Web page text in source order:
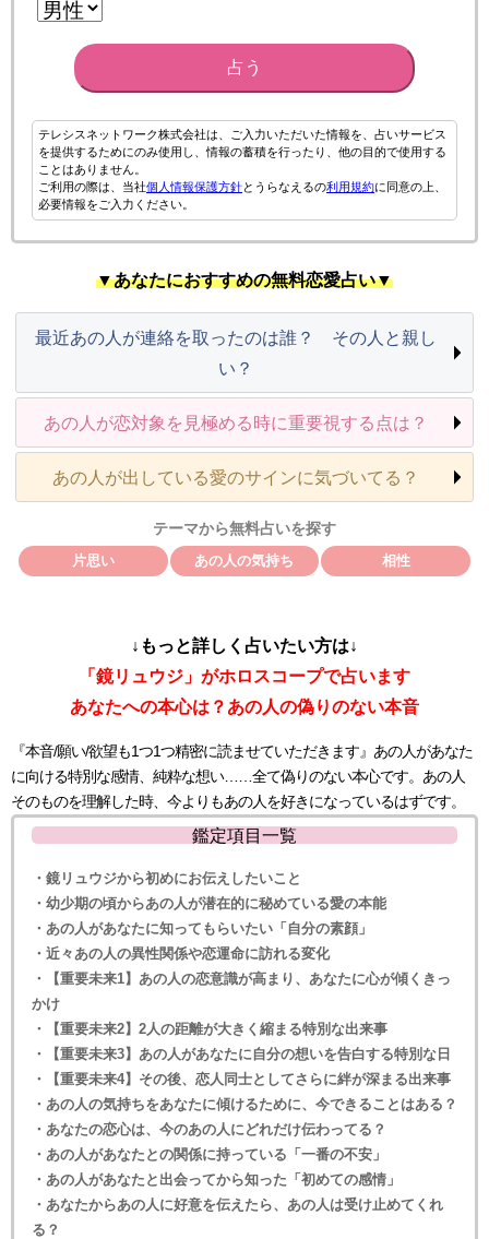
占う
テレシスネットワーク株式会社は、ご入力いただいた情報を、占いサービス
を提供するためにのみ使用し、情報の蓄積を行ったり、他の目的で使用する
ことはありません。
ご利用の際は、当社個人情報保護方針とうらなえるの利用規約に同意の上、
必要情報をご入力ください。
▼あなたにおすすめの無料恋愛占い▼
最近あの人が連絡を取ったのは誰？ その人と親し
い？
あの人が恋対象を見極める時に重要視する点は？
あの人が出している愛のサインに気づいてる？
テーマから無料占いを探す
片思い あの人の気持ち 相性
↓もっと詳しく占いたい方は↓
「鏡リュウジ」がホロスコープで占います
あなたへの本心は？あの人の偽りのない本音
『本音/願い/欲望も1つ1つ精密に読ませていただきます』あの人があなた
に向ける特別な感情、純粋な想い……全て偽りのない本心です。あの人
そのものを理解した時、今よりもあの人を好きになっているはずです。
鑑定項目一覧
・鏡リュウジから初めにお伝えしたいこと
・幼少期の頃からあの人が潜在的に秘めている愛の本能
・あの人があなたに知ってもらいたい「自分の素顔」
・近々あの人の異性関係や恋運命に訪れる変化
・【重要未来1】あの人の恋意識が高まり、あなたに心が傾くきっ
かけ
・【重要未来2】2人の距離が大きく縮まる特別な出来事
・【重要未来3】あの人があなたに自分の想いを告白する特別な日
・【重要未来4】その後、恋人同士としてさらに絆が深まる出来事
・あの人の気持ちをあなたに傾けるために、今できることはある？
・あなたの恋心は、今のあの人にどれだけ伝わってる？
・あの人があなたとの関係に持っている「一番の不安」
・あの人があなたと出会ってから知った「初めての感情」
・あなたからあの人に好意を伝えたら、あの人は受け止めてくれ
る？